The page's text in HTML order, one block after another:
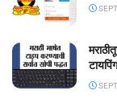
टायपिंग